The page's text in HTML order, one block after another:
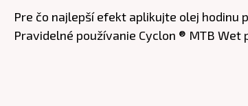
Pre čo najlepší efekt aplikujte olej hodinu
Pravidelné používanie Cyclon ® MTB